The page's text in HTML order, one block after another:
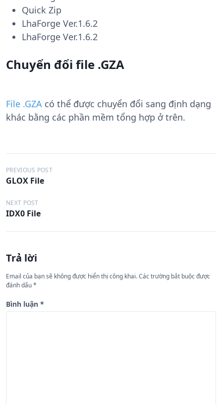
Quick Zip
LhaForge Ver.1.6.2
LhaForge Ver.1.6.2
Chuyển đổi file .GZA
File .GZA có thể được chuyển đổi sang định dạng
khác bằng các phần mềm tổng hợp ở trên.
Đ
i
ề
u
h
ớ
n
g
b
PREVIOUS POST
GLOX File
NEXT POST
IDX0 File
Trả lời
Email của bạn sẽ không được hiển thị công khai.Các trường bắt buộc được
đánh dấu*
Bình luận *